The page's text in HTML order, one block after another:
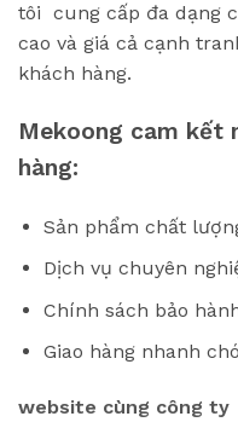
tôi cung cấp đa dạng
cao và giá cả cạnh
khách hàng.
Mekoong cam kết
hàng:
Sản phẩm chất
Dịch vụ chuyên
Chính sách bảo
Giao hàng nhanh
website cùng công ty